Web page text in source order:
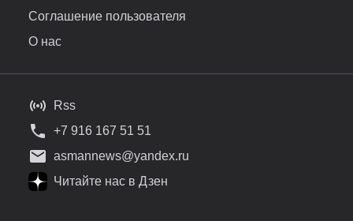
Соглашение пользователя
О нас
Rss
+7 916 167 51 51
asmannews@yandex.ru
Читайте нас в Дзен